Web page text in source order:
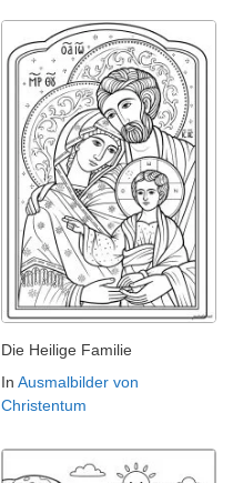
Die Heilige Familie
In Ausmalbilder von
Christentum